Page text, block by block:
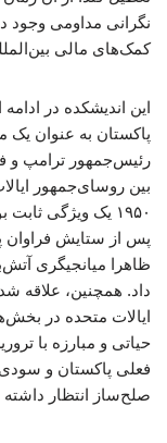
نگرانی مداومی وجود
کمک‌های مالی
این اندیشکده در
پاکستان به عنوان یک
رئیس‌جمهور ترامپ و
بین روسای‌جمهور
۱۹۵۰ یک ویژگی
پس از ستایش فراوان
داد. همچنین، علاقه
ایالات متحده در
حیاتی و مبارزه با
فعلی پاکستان و
صلح‌ساز انتظار